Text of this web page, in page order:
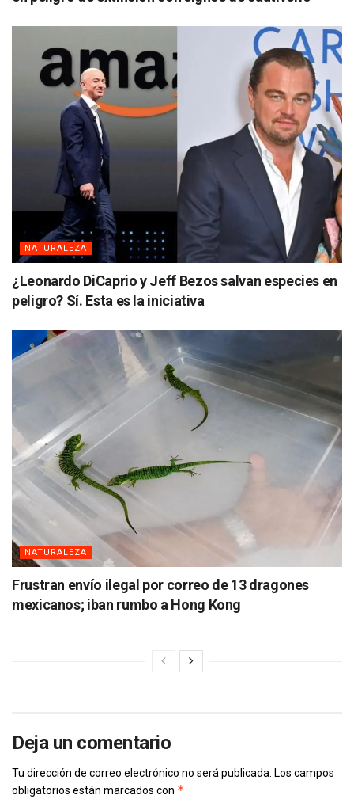
NATURALEZA
¿Leonardo DiCaprio y Jeff Bezos salvan especies en
peligro? Sí. Esta es la iniciativa
NATURALEZA
Frustran envío ilegal por correo de 13 dragones
mexicanos; iban rumbo a Hong Kong
Deja un comentario
Tu dirección de correo electrónico no será publicada. Los campos
obligatorios están marcados con *